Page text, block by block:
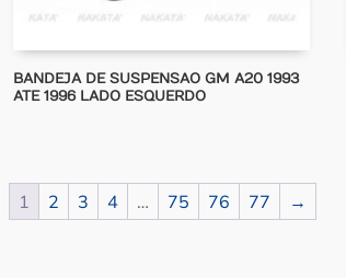
BANDEJA DE SUSPENSAO GM A20 1993
ATE 1996 LADO ESQUERDO
1 2 3 4 … 75 76 77 →